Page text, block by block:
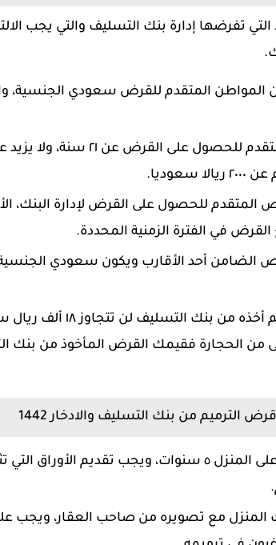
تفرضها إدارة بنك التسليف والتي يجب
المواطن المتقدم للقرض سعودي الجنسية،
للحصول على القرض لإدارة البنك،
في الفترة الزمنية المحددة.
أحد الأقارب ويكون سعودي الجنسية
قيمة القرض الذي يتم
الترميم من بنك التسليف والادخار 1442
يجب أن يكون قد مر على المنزل ٥ سنوات، ويجب تقديم
مع تصويره من صاحب العقار، ويجب